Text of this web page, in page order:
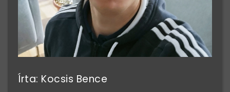
Írta: Kocsis Bence